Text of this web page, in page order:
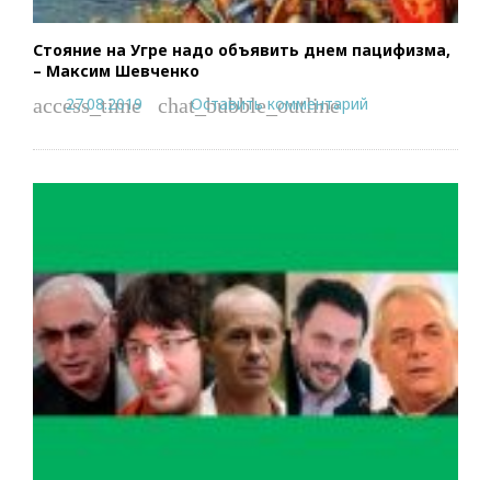
Стояние на Угре надо объявить днем пацифизма,
– Максим Шевченко
access_time
27.08.2019 chat_bubble_outline
Оставить комментарий